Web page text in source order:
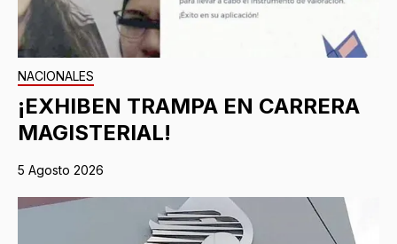
NACIONALES
¡EXHIBEN TRAMPA EN CARRERA
MAGISTERIAL!
5 Agosto 2026